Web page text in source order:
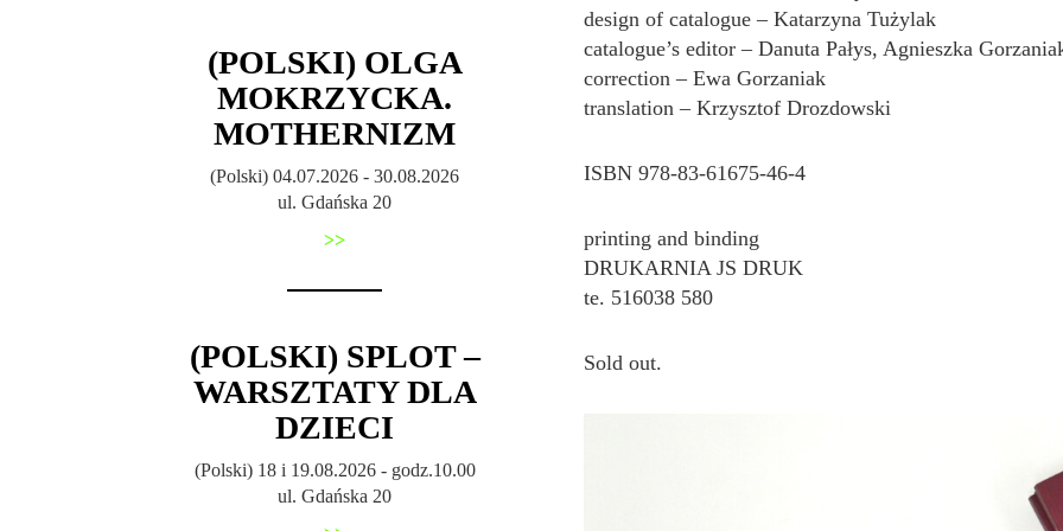
(POLSKI) OLGA
MOKRZYCKA.
MOTHERNIZM
(Polski) 04.07.2026 - 30.08.2026
ul. Gdańska 20
>>
(POLSKI) SPLOT –
WARSZTATY DLA
DZIECI
(Polski) 18 i 19.08.2026 - godz.10.00
ul. Gdańska 20
design of catalogue – Katarzyna Tużylak
catalogue’s editor – Danuta Pałys, Agnieszka
correction – Ewa Gorzaniak
translation – Krzysztof Drozdowski
ISBN 978-83-61675-46-4
printing and binding
DRUKARNIA JS DRUK
te. 516038 580
Sold out.